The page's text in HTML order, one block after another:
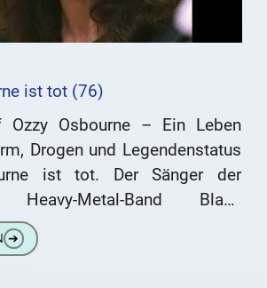
ist tot (76)
Ozzy Osbourne – Ein Leben
Drogen und Legendenstatus
ist tot. Der Sänger der
Heavy-Metal-Band Black
am Dienstag im Alter von 76
➔